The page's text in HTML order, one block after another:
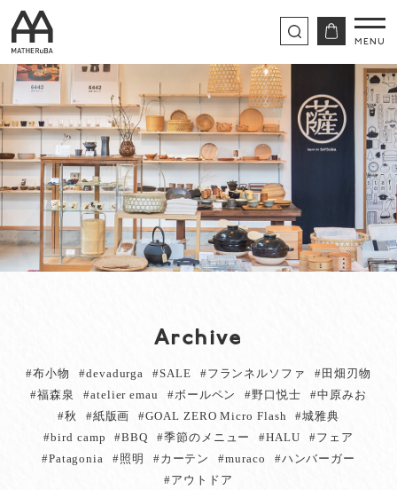
Archive
#布小物 #devadurga #SALE #フランネルソファ
#田畑刃物
#福森泉
#atelier emau #ボールペン #野口悦士 #中原みお
#秋
#紙版画 #GOAL ZERO Micro Flash #城雅典
#bird camp
#BBQ #季節のメニュー #HALU #フェア
#Patagonia #照明 #カーテン #muraco
#ハンバーガー
#アウトドア